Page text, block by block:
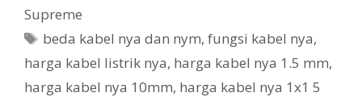
Supreme
Tags
beda kabel nya dan nym,fungsi kabel nya,
harga kabel listrik nya, harga kabel nya 1.5 mm,
harga kabel nya 10mm, harga kabel nya 1x1 5